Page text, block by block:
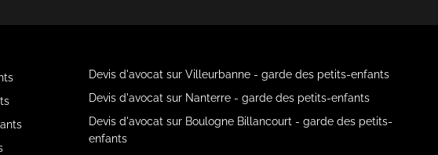
Devis d'avocat sur Villeurbanne - garde des petits-enfants
Devis d'avocat sur Nanterre - garde des petits-enfants
Devis d'avocat sur Boulogne Billancourt - garde des petits-
enfants